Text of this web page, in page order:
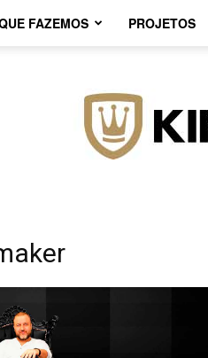
FAZEMOS PROJETOS